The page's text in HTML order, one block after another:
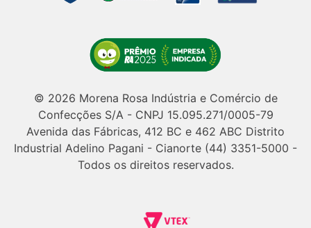
© 2026 Morena Rosa Indústria e Comércio de
Confecções S/A - CNPJ 15.095.271/0005-79
Avenida das Fábricas, 412 BC e 462 ABC Distrito
Industrial Adelino Pagani - Cianorte (44) 3351-5000 -
Todos os direitos reservados.